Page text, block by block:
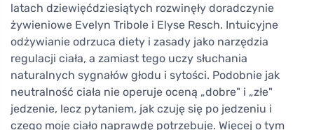
latach dziewięćdziesiątych rozwinęły doradczynie
żywieniowe Evelyn Tribole i Elyse Resch. Intuicyjne
odżywianie odrzuca diety i zasady jako narzędzia
regulacji ciała, a zamiast tego uczy słuchania
naturalnych sygnałów głodu i sytości. Podobnie jak
neutralność ciała nie operuje oceną „dobre" i „złe"
jedzenie, lecz pytaniem, jak czuję się po jedzeniu i
czego moje ciało naprawdę potrzebuje. Więcej o tym